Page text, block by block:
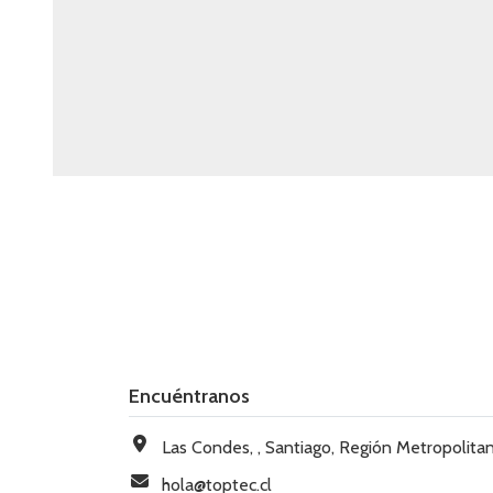
Encuéntranos
Las Condes, , Santiago, Región Metropolitana,
hola@toptec.cl